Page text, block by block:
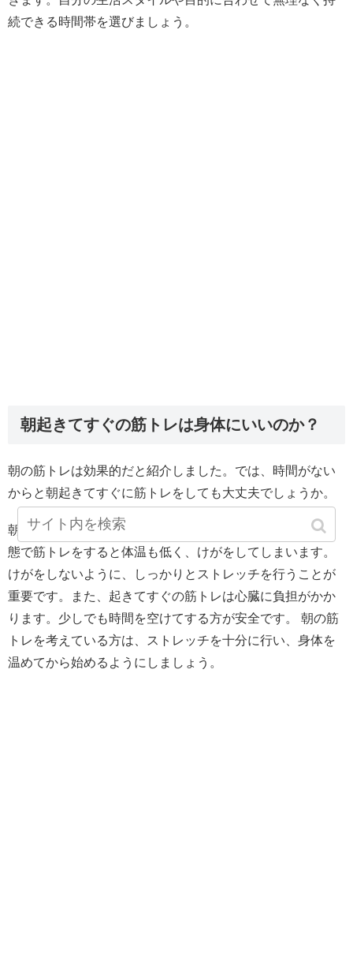
続できる時間帯を選びましょう。
朝起きてすぐの筋トレは身体にいいのか？
朝の筋トレは効果的だと紹介しました。では、時間がない
からと朝起きてすぐに筋トレをしても大丈夫でしょうか。
朝起きてすぐは、筋肉が固まってしまっています。この状
態で筋トレをすると体温も低く、けがをしてしまいます。
けがをしないように、しっかりとストレッチを行うことが
重要です。また、起きてすぐの筋トレは心臓に負担がかか
ります。少しでも時間を空けてする方が安全です。 朝の筋
トレを考えている方は、ストレッチを十分に行い、身体を
温めてから始めるようにしましょう。